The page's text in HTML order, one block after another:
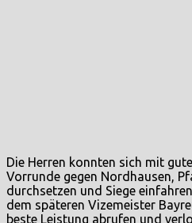
Die Herren konnten sich mit
Vorrunde gegen Nordhausen,
durchsetzen und Siege
dem späteren Vizemeister
beste Leistung abrufen und